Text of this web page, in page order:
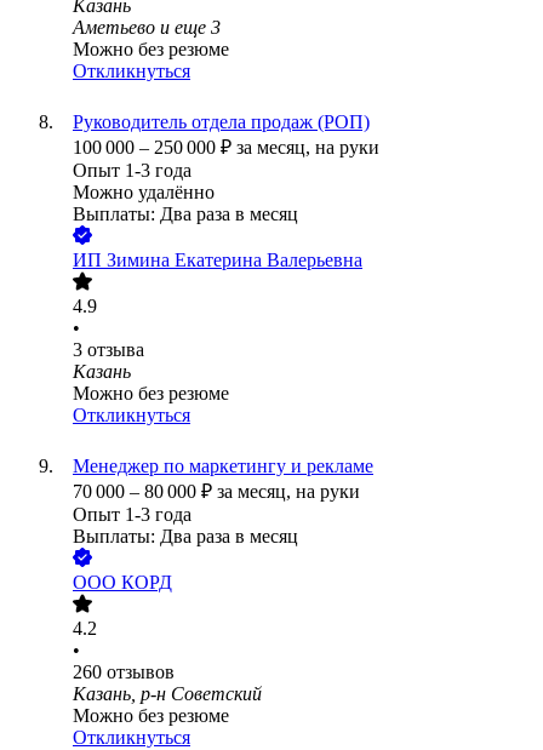
Казань
Аметьево и еще 3
Можно без резюме
Откликнуться
Руководитель отдела продаж (РОП)
100 000 – 250 000 ₽ за месяц, на руки
Опыт 1-3 года
Можно удалённо
Выплаты: Два раза в месяц
ИП Зимина Екатерина Валерьевна
4.9
•
3 отзыва
Казань
Можно без резюме
Откликнуться
Менеджер по маркетингу и рекламе
70 000 – 80 000 ₽ за месяц, на руки
Опыт 1-3 года
Выплаты: Два раза в месяц
ООО КОРД
4.2
•
260 отзывов
Казань, р-н Советский
Можно без резюме
Откликнуться